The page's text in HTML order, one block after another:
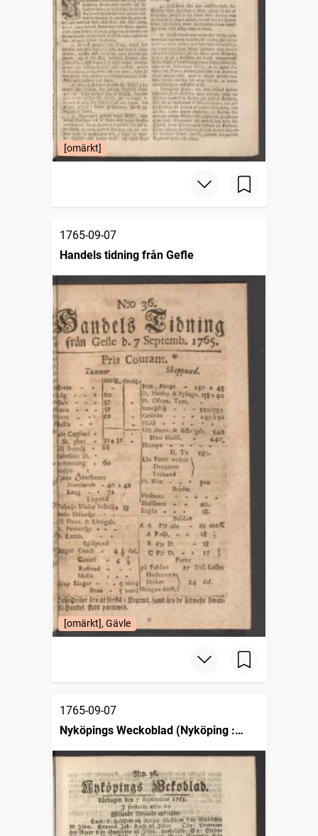
[omärkt]
1765-09-07
Handels tidning från Gefle
[omärkt], Gävle
1765-09-07
Nyköpings Weckoblad (Nyköping :